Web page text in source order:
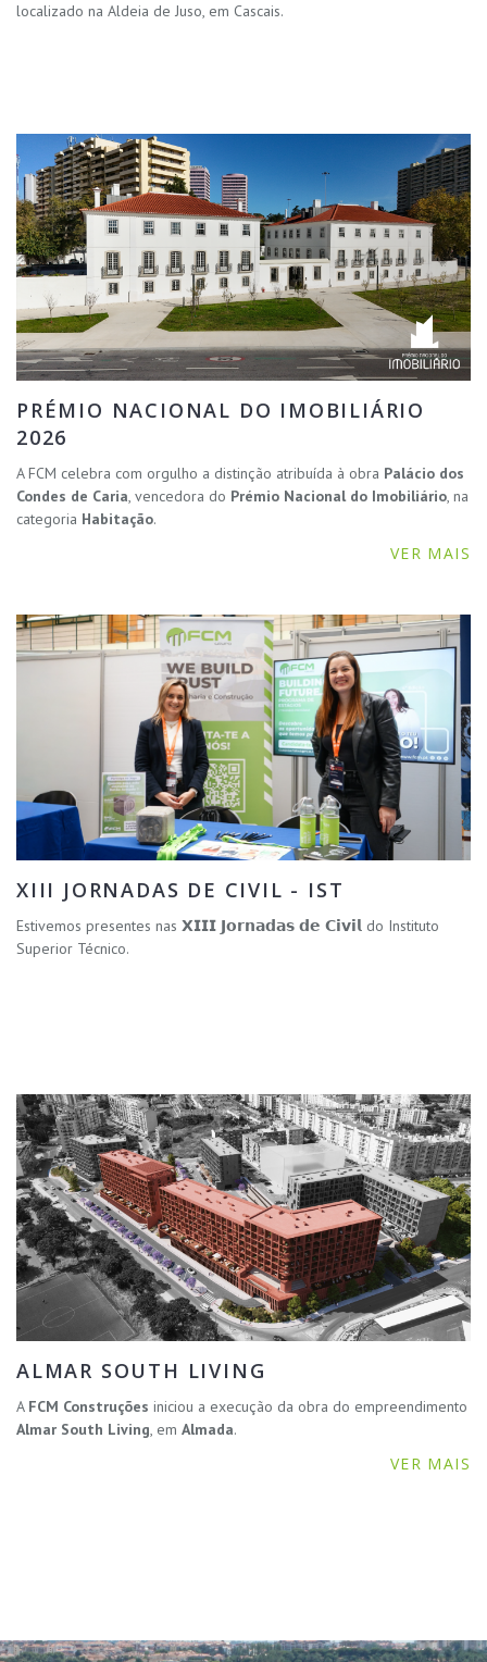
localizado na Aldeia de Juso, em Cascais.
PRÉMIO NACIONAL DO IMOBILIÁRIO
2026
A FCM celebra com orgulho a distinção atribuída à obra Palácio dos
Condes de Caria, vencedora do Prémio Nacional do Imobiliário, na
categoria Habitação.
VER MAIS
XIII JORNADAS DE CIVIL - IST
Estivemos presentes nas 𝗫𝗜𝗜𝗜 𝗝𝗼𝗿𝗻𝗮𝗱𝗮𝘀 𝗱𝗲 𝗖𝗶𝘃𝗶𝗹 do Instituto
Superior Técnico.
ALMAR SOUTH LIVING
A FCM Construções iniciou a execução da obra do empreendimento
Almar South Living, em Almada.
VER MAIS